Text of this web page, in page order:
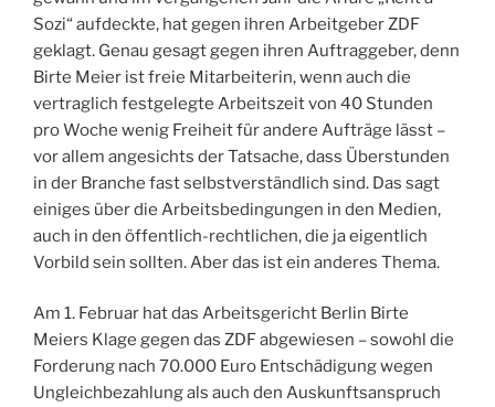
Sozi“ aufdeckte, hat gegen ihren Arbeitgeber ZDF
geklagt. Genau gesagt gegen ihren Auftraggeber, denn
Birte Meier ist freie Mitarbeiterin, wenn auch die
vertraglich festgelegte Arbeitszeit von 40 Stunden
pro Woche wenig Freiheit für andere Aufträge lässt –
vor allem angesichts der Tatsache, dass Überstunden
in der Branche fast selbstverständlich sind. Das sagt
einiges über die Arbeitsbedingungen in den Medien,
auch in den öffentlich-rechtlichen, die ja eigentlich
Vorbild sein sollten. Aber das ist ein anderes Thema.
Am 1. Februar hat das Arbeitsgericht Berlin Birte
Meiers Klage gegen das ZDF abgewiesen – sowohl die
Forderung nach 70.000 Euro Entschädigung wegen
Ungleichbezahlung als auch den Auskunftsanspruch